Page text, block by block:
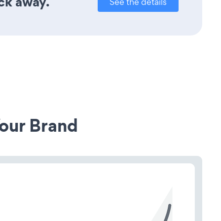
Brand